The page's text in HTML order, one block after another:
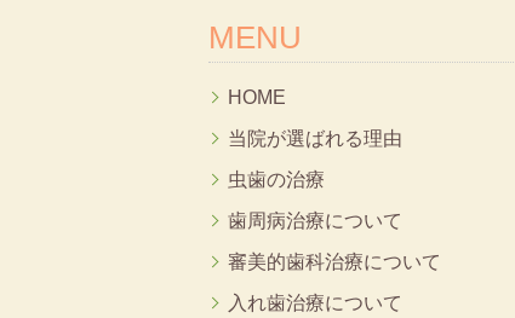
MENU
HOME
当院が選ばれる理由
虫歯の治療
歯周病治療について
審美的歯科治療について
入れ歯治療について